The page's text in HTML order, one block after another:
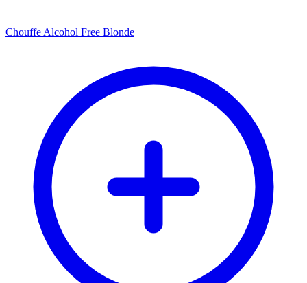
Chouffe Alcohol Free Blonde